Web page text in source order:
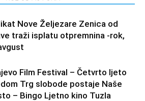
Nove Željezare Zenica od
traži isplatu otpremnina -rok,
Film Festival – Četvrto ljeto
Trg slobode postaje Naše
– Bingo Ljetno kino Tuzla